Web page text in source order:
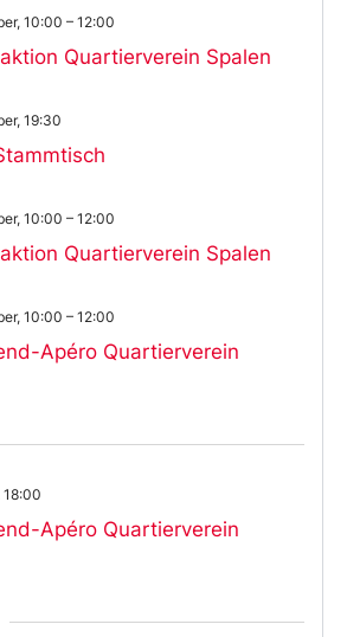
Quartierverein Spalen
10:00 – 12:00
19:30
Quartierverein Spalen
10:00 – 12:00
Apéro Quartierverein
10:00 – 12:00
Apéro Quartierverein
18:00